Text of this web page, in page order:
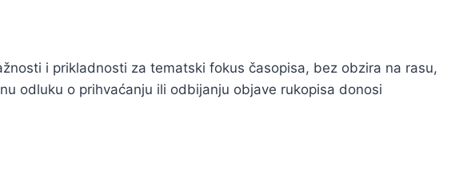
i prikladnosti za tematski fokus časopisa, bez obzira na rasu,
odluku o prihvaćanju ili odbijanju objave rukopisa donosi